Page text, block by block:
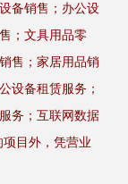
备销售；办公设
；文具用品零
售；家居用品销
设备租赁服务；
务；互联网数据
目外，凭营业